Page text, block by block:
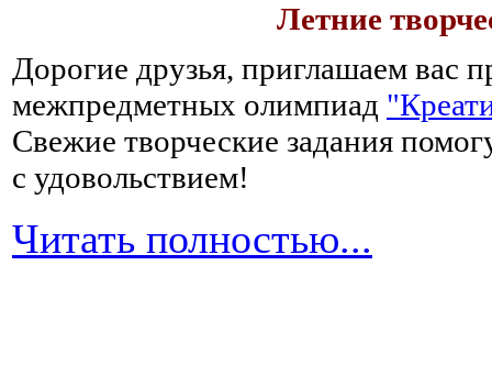
Летние
Дорогие друзья, приглашаем вас
межпредметных олимпиад
Свежие творческие задания
с удовольствием!
Читать полностью...